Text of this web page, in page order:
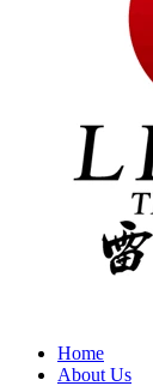
Home
About Us